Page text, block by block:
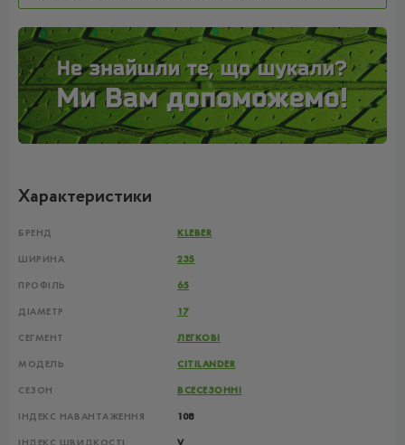
Характеристики
БРЕНД KLEBER
ШИРИНА 235
ПРОФІЛЬ 65
ДІАМЕТР 17
СЕГМЕНТ ЛЕГКОВІ
МОДЕЛЬ CITILANDER
СЕЗОН ВСЕСЕЗОННІ
ІНДЕКС НАВАНТАЖЕННЯ 108
ІНДЕКС ШВИДКОСТІ V